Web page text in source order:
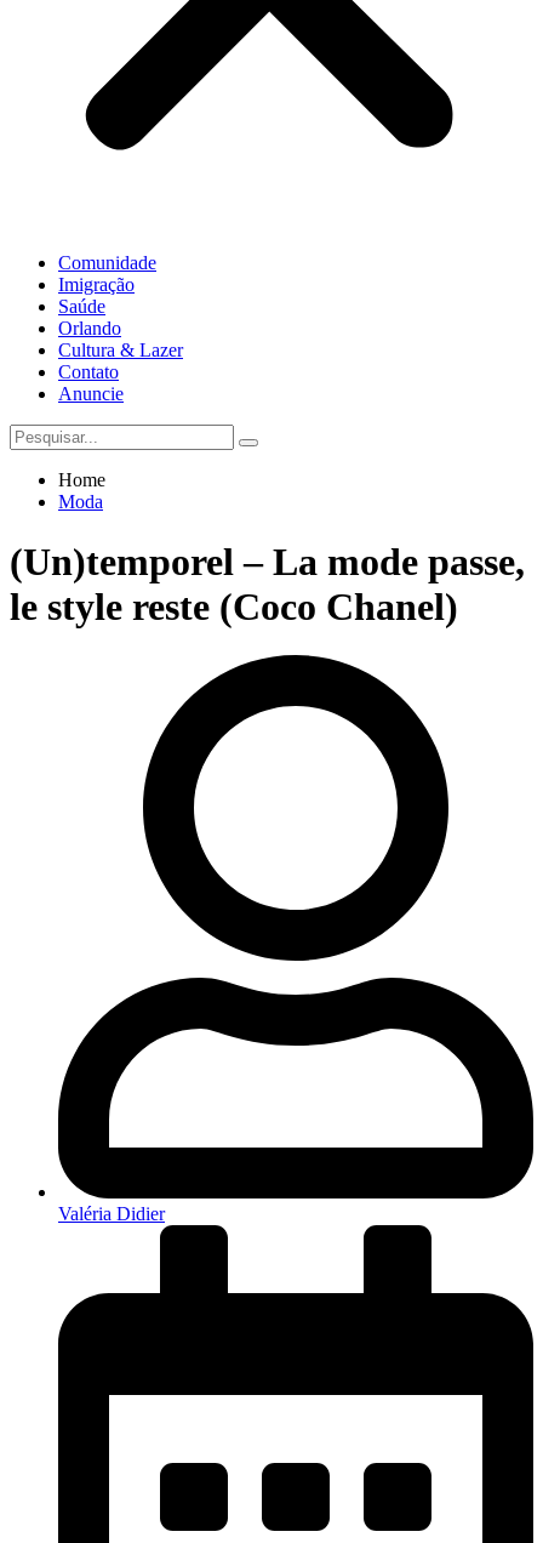
Comunidade
Imigração
Saúde
Orlando
Cultura & Lazer
Contato
Anuncie
Home
Moda
(Un)temporel – La mode passe,
le style reste (Coco Chanel)
Valéria Didier